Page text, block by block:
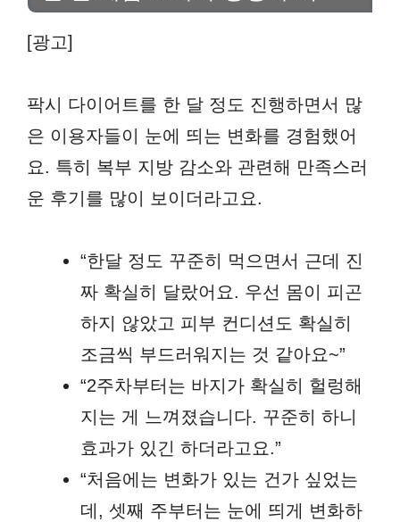
[광고]
팍시 다이어트를 한 달 정도 진행하면서 많
은 이용자들이 눈에 띄는 변화를 경험했어
요. 특히 복부 지방 감소와 관련해 만족스러
운 후기를 많이 보이더라고요.
“한달 정도 꾸준히 먹으면서 근데 진
짜 확실히 달랐어요. 우선 몸이 피곤
하지 않았고 피부 컨디션도 확실히
조금씩 부드러워지는 것 같아요~”
“2주차부터는 바지가 확실히 헐렁해
지는 게 느껴졌습니다. 꾸준히 하니
효과가 있긴 하더라고요.”
“처음에는 변화가 있는 건가 싶었는
데, 셋째 주부터는 눈에 띄게 변화하